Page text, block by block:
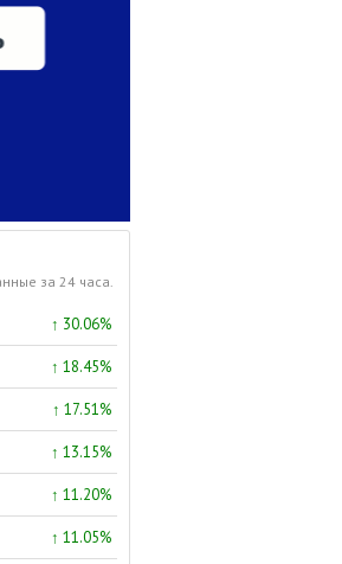
за 24 часа.
↑ 30.06%
↑ 18.45%
↑ 17.51%
↑ 13.15%
↑ 11.20%
↑ 11.05%